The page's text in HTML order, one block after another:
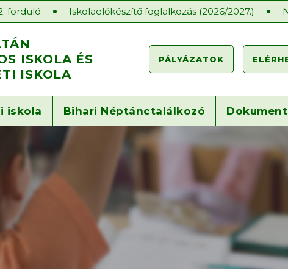
Iskolaelőkészítő foglalkozás (2026/2027.) Nyílt
ISKOLA ÉS
ISKOLA
PÁLYÁZATOK
iskola Bihari Néptánctalálkozó